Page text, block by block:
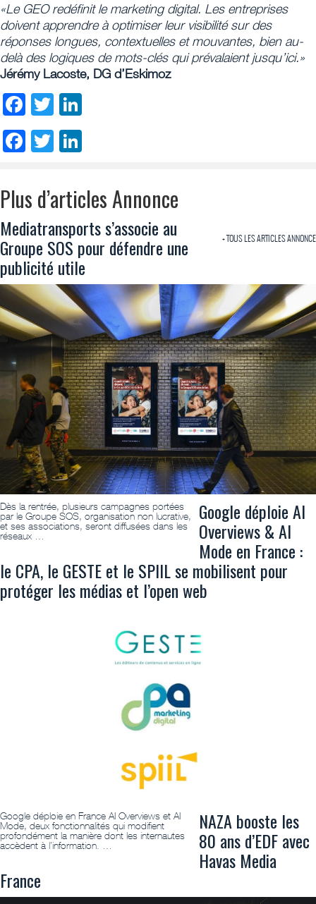
«Le GEO redéfinit le marketing digital. Les entreprises
doivent apprendre à optimiser leur visibilité sur des
réponses longues, contextuelles et mouvantes, bien au-
delà des logiques de mots-clés qui prévalaient jusqu’ici.»
Jérémy Lacoste, DG d’Eskimoz
Facebook
Twitter
Facebook
Twitter
Plus d’articles Annonce
+ TOUS LES ARTICLES ANNONCE
Mediatransports s’associe au
Groupe SOS pour défendre une
publicité utile
Dès la rentrée, plusieurs campagnes portées
par le Groupe SOS, organisation non lucrative,
et ses associations, seront diffusées dans les
réseaux …
Google déploie AI
Overviews & AI
Mode en France :
le CPA, le GESTE et le SPIIL se mobilisent pour
protéger les médias et l’open web
Google déploie en France AI Overviews et AI
Mode, deux fonctionnalités qui modifient
profondément la manière dont les internautes
accèdent à l’information. …
NAZA booste les
80 ans d’EDF avec
Havas Media
France